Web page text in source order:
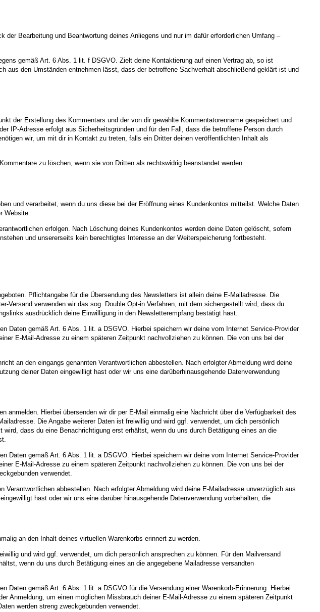
Bearbeitung und Beantwortung deines Anliegens und nur im dafür erforderlichen Umfang –
gemäß Art. 6 Abs. 1 lit. f DSGVO. Zielt deine Kontaktierung auf einen Vertrag ab, so ist
aus den Umständen entnehmen lässt, dass der betroffene Sachverhalt abschließend geklärt ist und
der Erstellung des Kommentars und der von dir gewählte Kommentatorenname gespeichert und
IP-Adresse erfolgt aus Sicherheitsgründen und für den Fall, dass die betroffene Person durch
wir, um mit dir in Kontakt zu treten, falls ein Dritter deinen veröffentlichten Inhalt als
zu löschen, wenn sie von Dritten als rechtswidrig beanstandet werden.
und verarbeitet, wenn du uns diese bei der Eröffnung eines Kundenkontos mitteilst. Welche Daten
Website.
erfolgen. Nach Löschung deines Kundenkontos werden deine Daten gelöscht, sofern
und unsererseits kein berechtigtes Interesse an der Weiterspeicherung fortbesteht.
Pflichtangabe für die Übersendung des Newsletters ist allein deine E-Mailadresse. Die
Versand verwenden wir das sog. Double Opt-in Verfahren, mit dem sichergestellt wird, dass du
ausdrücklich deine Einwilligung in den Newsletterempfang bestätigt hast.
Daten gemäß Art. 6 Abs. 1 lit. a DSGVO. Hierbei speichern wir deine vom Internet Service-Provider
E-Mail-Adresse zu einem späteren Zeitpunkt nachvollziehen zu können. Die von uns bei der
an den eingangs genannten Verantwortlichen abbestellen. Nach erfolgter Abmeldung wird deine
deiner Daten eingewilligt hast oder wir uns eine darüberhinausgehende Datenverwendung
Hierbei übersenden wir dir per E-Mail einmalig eine Nachricht über die Verfügbarkeit des
Die Angabe weiterer Daten ist freiwillig und wird ggf. verwendet, um dich persönlich
dass du eine Benachrichtigung erst erhältst, wenn du uns durch Betätigung eines an die
Daten gemäß Art. 6 Abs. 1 lit. a DSGVO. Hierbei speichern wir deine vom Internet Service-Provider
E-Mail-Adresse zu einem späteren Zeitpunkt nachvollziehen zu können. Die von uns bei der
verwendet.
abbestellen. Nach erfolgter Abmeldung wird deine E-Mailadresse unverzüglich aus
hast oder wir uns eine darüber hinausgehende Datenverwendung vorbehalten, die
an den Inhalt deines virtuellen Warenkorbs erinnert zu werden.
und wird ggf. verwendet, um dich persönlich ansprechen zu können. Für den Mailversand
wenn du uns durch Betätigung eines an die angegebene Mailadresse versandten
gemäß Art. 6 Abs. 1 lit. a DSGVO für die Versendung einer Warenkorb-Erinnerung. Hierbei
Anmeldung, um einen möglichen Missbrauch deiner E-Mail-Adresse zu einem späteren Zeitpunkt
werden streng zweckgebunden verwendet.